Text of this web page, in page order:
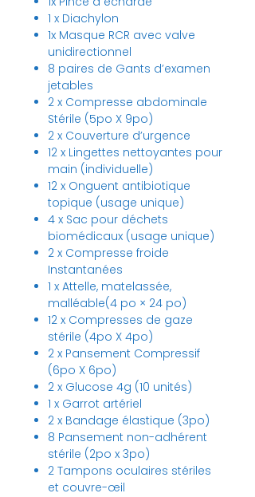
1 x Diachylon
1x Masque RCR avec valve
unidirectionnel
8 paires de Gants d’examen
jetables
2 x Compresse abdominale
Stérile (5po X 9po)
2 x Couverture d’urgence
12 x Lingettes nettoyantes pour
main (individuelle)
12 x Onguent antibiotique
topique (usage unique)
4 x Sac pour déchets
biomédicaux (usage unique)
2 x Compresse froide
Instantanées
1 x Attelle, matelassée,
malléable(4 po × 24 po)
12 x Compresses de gaze
stérile (4po X 4po)
2 x Pansement Compressif
(6po X 6po)
2 x Glucose 4g (10 unités)
1 x Garrot artériel
2 x Bandage élastique (3po)
8 Pansement non-adhérent
stérile (2po x 3po)
2 Tampons oculaires stériles
et couvre-œil